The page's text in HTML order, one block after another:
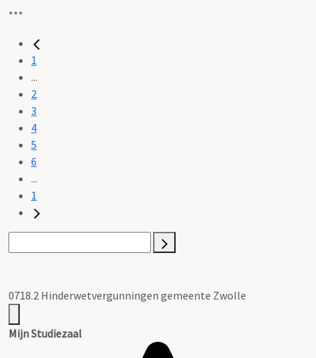
***
1
...
2
3
4
5
6
...
1
0718.2 Hinderwetvergunningen gemeente Zwolle
Mijn Studiezaal